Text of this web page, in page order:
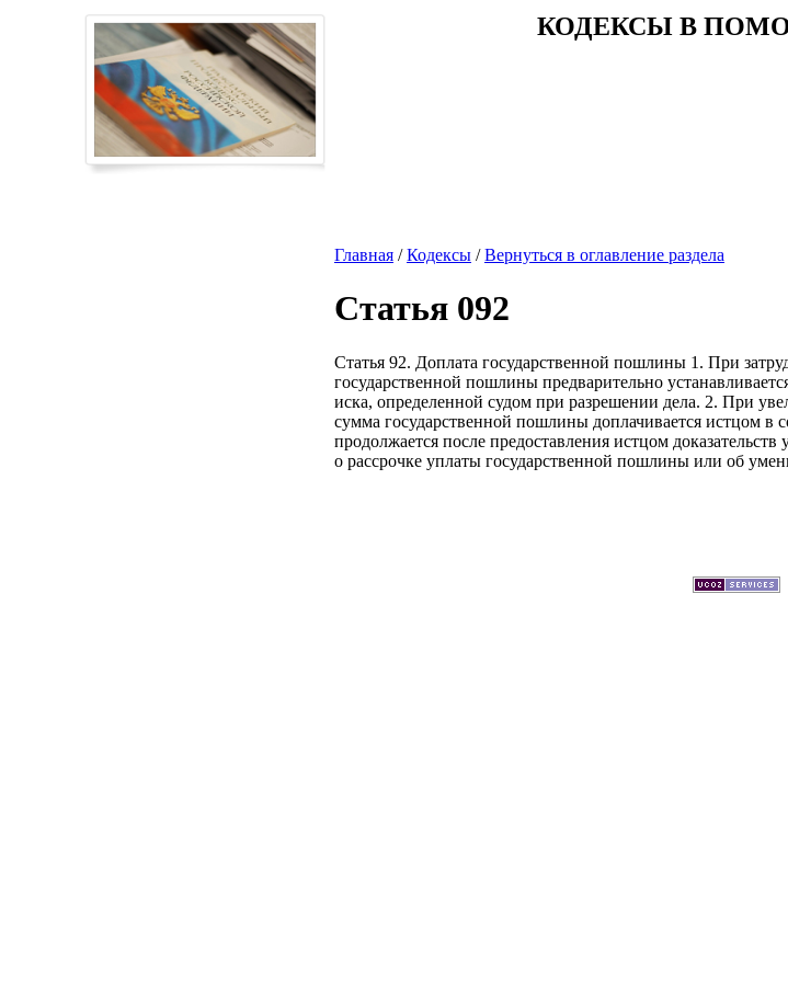
КОДЕКСЫ В
Главная /Кодексы /Вернуться в оглавление раздела
Статья 092
Статья 92. Доплата государственной пошлины 1. При
государственной пошлины предварительно
иска, определенной судом при разрешении дела. 2. При
сумма государственной пошлины доплачивается истцом в
продолжается после предоставления истцом
о рассрочке уплаты государственной пошлины или об